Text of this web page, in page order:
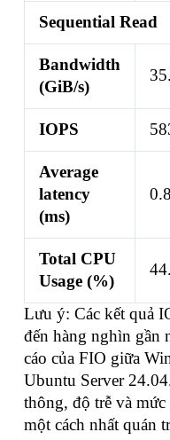
Sequential Read
Bandwidth
(GiB/s)
IOPS
Average
latency
(ms)
Total CPU
Usage (%)
Lưu ý: Các kết quả
đến hàng nghìn gần
cáo của FIO giữa
Ubuntu Server
thông, độ trễ và
một cách nhất quán